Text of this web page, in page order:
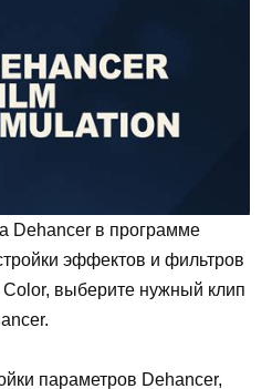
Dehancer в программе
эффектов и фильтров
Color, выберите нужный клип
параметров Dehancer,